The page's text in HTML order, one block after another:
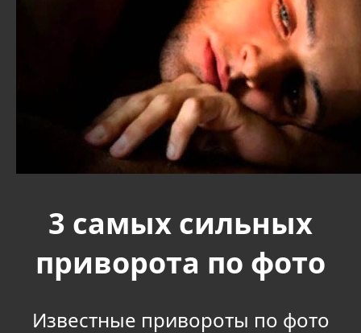
3 самых сильных
приворота по фото
Известные привороты по фото